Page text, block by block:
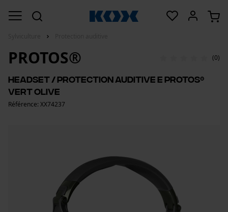
PROTOS® (0)
Headset / Protection auditive E PROTOS®
vert olive
Référence: XX74237